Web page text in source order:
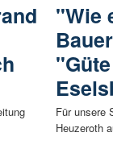
"Wie
Für unsere
Heuzeroth